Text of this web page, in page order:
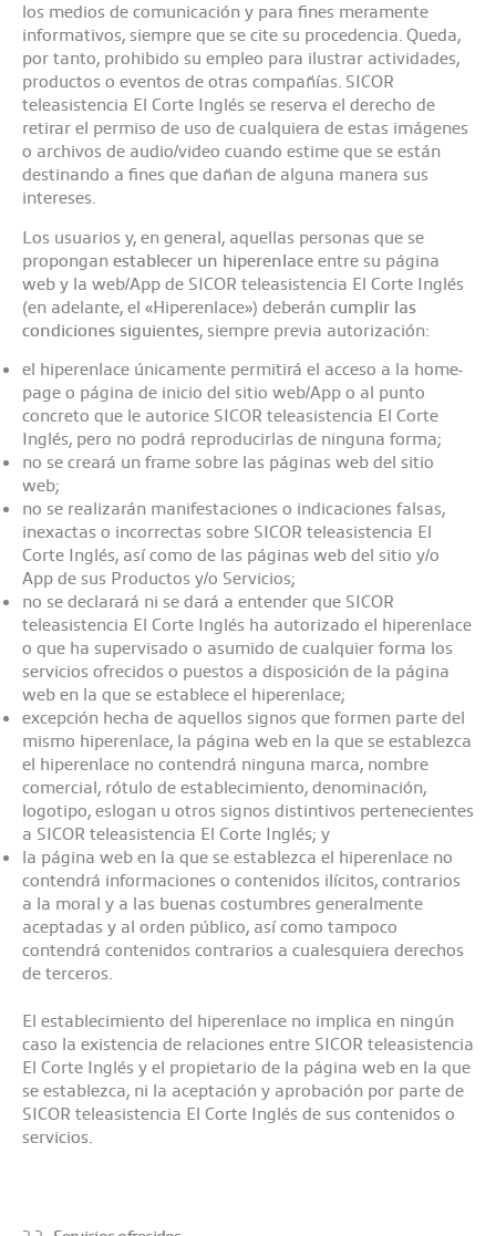
los medios de comunicación y para fines meramente
informativos, siempre que se cite su procedencia. Queda,
por tanto, prohibido su empleo para ilustrar actividades,
productos o eventos de otras compañías. SICOR
teleasistencia El Corte Inglés se reserva el derecho de
retirar el permiso de uso de cualquiera de estas imágenes
o archivos de audio/video cuando estime que se están
destinando a fines que dañan de alguna manera sus
intereses.
Los usuarios y, en general, aquellas personas que se
propongan establecer un hiperenlace entre su página
web y la web/App de SICOR teleasistencia El Corte Inglés
(en adelante, el «Hiperenlace») deberán cumplir las
condiciones siguientes, siempre previa autorización:
el hiperenlace únicamente permitirá el acceso a la home-
page o página de inicio del sitio web/App o al punto
concreto que le autorice SICOR teleasistencia El Corte
Inglés, pero no podrá reproducirlas de ninguna forma;
no se creará un frame sobre las páginas web del sitio
web;
no se realizarán manifestaciones o indicaciones falsas,
inexactas o incorrectas sobre SICOR teleasistencia El
Corte Inglés, así como de las páginas web del sitio y/o
App de sus Productos y/o Servicios;
no se declarará ni se dará a entender que SICOR
teleasistencia El Corte Inglés ha autorizado el hiperenlace
o que ha supervisado o asumido de cualquier forma los
servicios ofrecidos o puestos a disposición de la página
web en la que se establece el hiperenlace;
excepción hecha de aquellos signos que formen parte del
mismo hiperenlace, la página web en la que se establezca
el hiperenlace no contendrá ninguna marca, nombre
comercial, rótulo de establecimiento, denominación,
logotipo, eslogan u otros signos distintivos pertenecientes
a SICOR teleasistencia El Corte Inglés; y
la página web en la que se establezca el hiperenlace no
contendrá informaciones o contenidos ilícitos, contrarios
a la moral y a las buenas costumbres generalmente
aceptadas y al orden público, así como tampoco
contendrá contenidos contrarios a cualesquiera derechos
de terceros.
El establecimiento del hiperenlace no implica en ningún
caso la existencia de relaciones entre SICOR teleasistencia
El Corte Inglés y el propietario de la página web en la que
se establezca, ni la aceptación y aprobación por parte de
SICOR teleasistencia El Corte Inglés de sus contenidos o
servicios.